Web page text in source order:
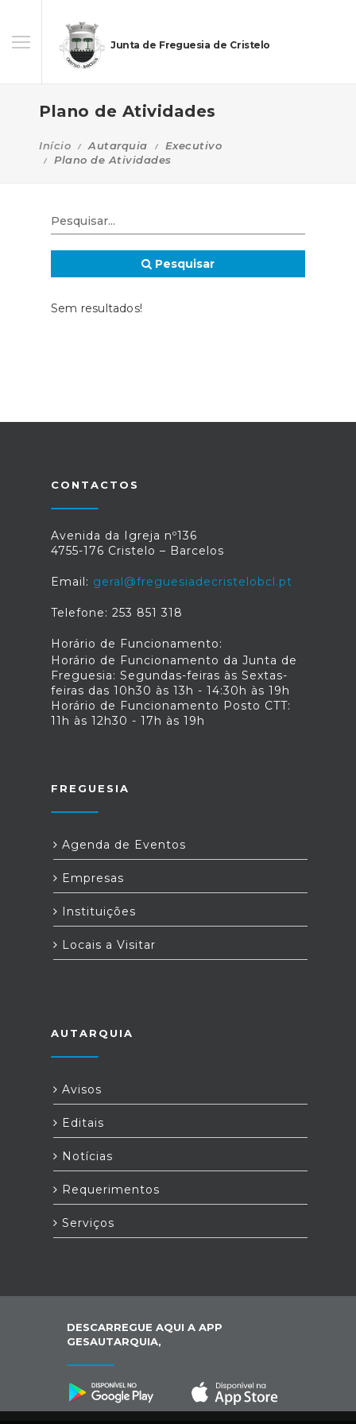
Junta de Freguesia de Cristelo
Plano de Atividades
Início Autarquia
Executivo
Plano de Atividades
Pesquisar
Sem resultados!
CONTACTOS
Avenida da Igreja nº136
4755-176 Cristelo – Barcelos
Email: geral@freguesiadecristelobcl.pt
Telefone: 253 851 318
Horário de Funcionamento:
Horário de Funcionamento da Junta de
Freguesia: Segundas-feiras às Sextas-
feiras das 10h30 às 13h - 14:30h às 19h
Horário de Funcionamento Posto CTT:
11h às 12h30 - 17h às 19h
FREGUESIA
Agenda de Eventos
Empresas
Instituições
Locais a Visitar
AUTARQUIA
Avisos
Editais
Notícias
Requerimentos
Serviços
DESCARREGUE AQUI A APP
GESAUTARQUIA,